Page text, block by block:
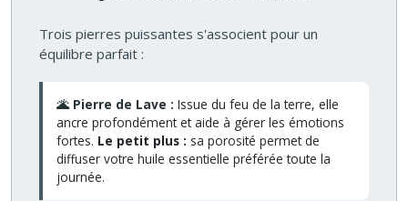
Trois pierres puissantes s'associent pour un
équilibre parfait :
🌋 Pierre de Lave : Issue du feu de la terre, elle
ancre profondément et aide à gérer les émotions
fortes. Le petit plus : sa porosité permet de
diffuser votre huile essentielle préférée toute la
journée.